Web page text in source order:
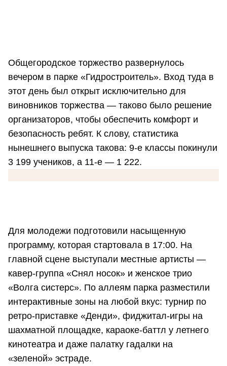
Общегородское торжество развернулось
вечером в парке «Гидростроитель». Вход туда в
этот день был открыт исключительно для
виновников торжества — таково было решение
организаторов, чтобы обеспечить комфорт и
безопасность ребят. К слову, статистика
нынешнего выпуска такова: 9-е классы покинули
3 199 учеников, а 11-е — 1 222.
Для молодежи подготовили насыщенную
программу, которая стартовала в 17:00. На
главной сцене выступали местные артисты —
кавер-группа «Снял носок» и женское трио
«Волга систерс». По аллеям парка разместили
интерактивные зоны на любой вкус: турнир по
ретро-приставке «Денди», фиджитал-игры на
шахматной площадке, караоке-баттл у летнего
кинотеатра и даже палатку гадалки на
«зеленой» эстраде.